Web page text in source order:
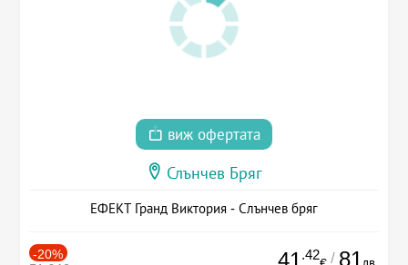
виж офертата
Слънчев Бряг
ЕФЕКТ Гранд Виктория - Слънчев бряг
-20% 41 .42 / 81